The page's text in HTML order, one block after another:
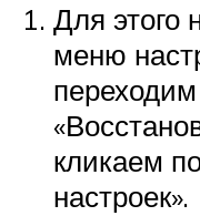
Для этого
меню
кликаем
настроек».